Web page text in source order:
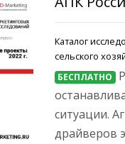
Каталог
сельского
БЕСПЛАТНО
ситуации.
драйверов